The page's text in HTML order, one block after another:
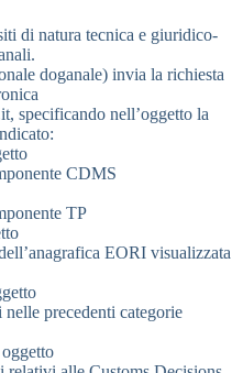
di natura tecnica e giuridico-
doganale) invia la richiesta
specificando nell’oggetto la
CDMS
TP
EORI visualizzata
precedenti categorie